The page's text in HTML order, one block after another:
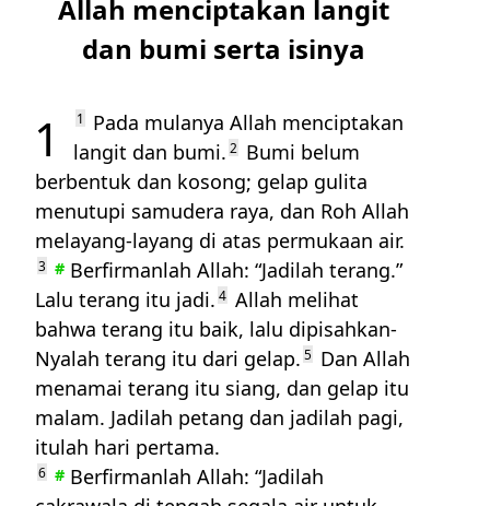
Allah menciptakan langit
dan bumi serta isinya
1 1
Pada mulanya Allah menciptakan
langit dan bumi. 2
Bumi belum
berbentuk dan kosong; gelap gulita
menutupi samudera raya, dan Roh Allah
melayang-layang di atas permukaan air.
3 # Berfirmanlah Allah: “Jadilah terang.”
Lalu terang itu jadi. 4 Allah melihat
bahwa terang itu baik, lalu dipisahkan-
Nyalah terang itu dari gelap. 5
Dan Allah
menamai terang itu siang, dan gelap itu
malam. Jadilah petang dan jadilah pagi,
itulah hari pertama.
6 # Berfirmanlah Allah: “Jadilah